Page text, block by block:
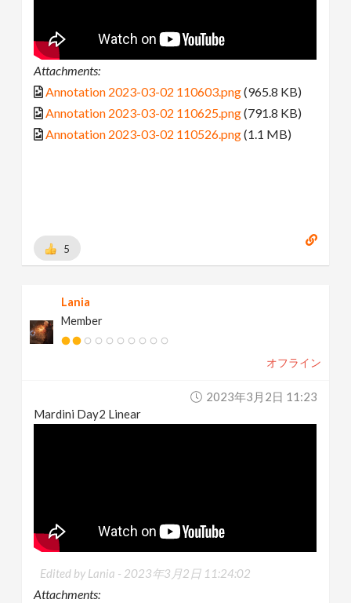
Attachments:
Annotation 2023-03-02 110603.png(965.8 KB)
Annotation 2023-03-02 110625.png(791.8 KB)
Annotation 2023-03-02 110526.png(1.1 MB)
5
Lania
Member
オフライン
2023年3月2日 11:23
Mardini Day2 Linear
Edited by Lania - 2023年3月2日 11:24:02
Attachments: